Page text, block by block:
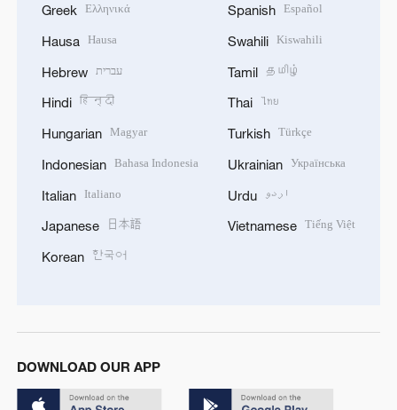
Greek Ελληνικά
Hausa Hausa
Hebrew עברית
Hindi हिन्दी
Hungarian Magyar
Indonesian Bahasa Indonesia
Italian Italiano
Japanese 日本語
Korean 한국어
Spanish Español
Swahili Kiswahili
Tamil தமிழ்
Thai ไทย
Turkish Türkçe
Ukrainian Українська
Urdu اردو
Vietnamese Tiếng Việt
DOWNLOAD OUR APP